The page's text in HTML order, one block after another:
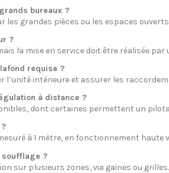
bureaux ?
les grandes pièces ou les espaces
?
la mise en service doit être réalisée par
requise ?
l’unité intérieure et assurer les
à distance ?
dont certaines permettent un
à 1 mètre, en fonctionnement haute
soufflage ?
sur plusieurs zones, via gaines ou grilles.